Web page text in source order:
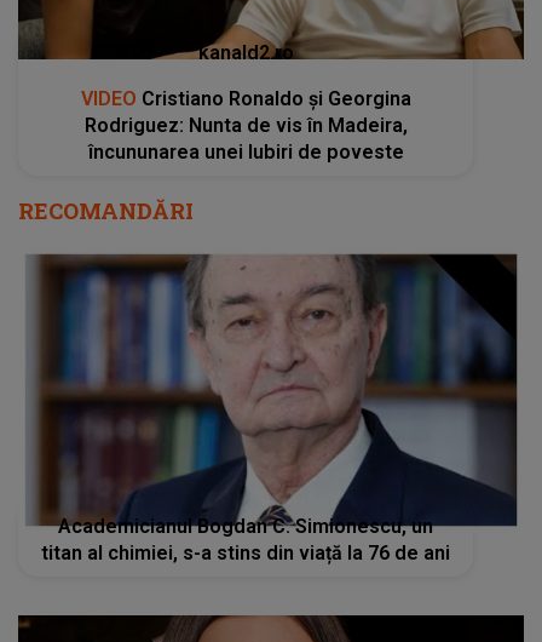
kanald2.ro
VIDEO Cristiano Ronaldo și Georgina
Rodriguez: Nunta de vis în Madeira,
încununarea unei Iubiri de poveste
RECOMANDĂRI
Academicianul Bogdan C. Simionescu, un
titan al chimiei, s-a stins din viață la 76 de ani